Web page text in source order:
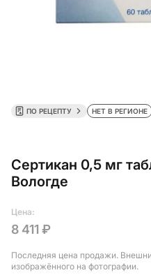
Сертикан 0,5 мг
Вологде
ПО РЕЦЕПТУ НЕТ В РЕГИОНЕ
Цена:
8 411 ₽
Последняя цена продажи.
изображённого на фотографии.